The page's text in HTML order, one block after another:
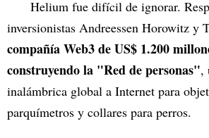
Helium fue difícil de ignorar.
inversionistas Andreessen Horowitz y
compañía Web3 de US$ 1.200
construyendo la "Red de personas",
inalámbrica global a Internet para
parquímetros y collares para perros.